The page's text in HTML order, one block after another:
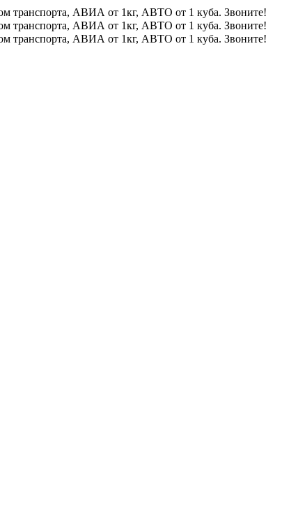
транспорта, АВИА от 1кг, АВТО от 1 куба. Звоните!
транспорта, АВИА от 1кг, АВТО от 1 куба. Звоните!
транспорта, АВИА от 1кг, АВТО от 1 куба. Звоните!